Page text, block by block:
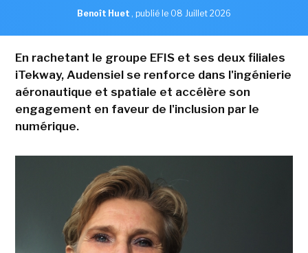
Benoît Huet , publié le 08 Juillet 2026
En rachetant le groupe EFIS et ses deux filiales
iTekway, Audensiel se renforce dans l'ingénierie
aéronautique et spatiale et accélère son
engagement en faveur de l'inclusion par le
numérique.